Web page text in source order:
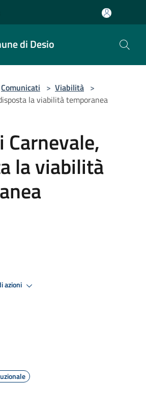
di Desio
Comunicati > Viabilità >
la viabilità temporanea
Carnevale,
la viabilità
azioni